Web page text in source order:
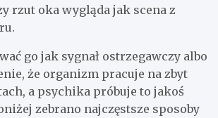
rzut oka wygląda jak scena z
go jak sygnał ostrzegawczy albo
że organizm pracuje na zbyt
a psychika próbuje to jakoś
zebrano najczęstsze sposoby